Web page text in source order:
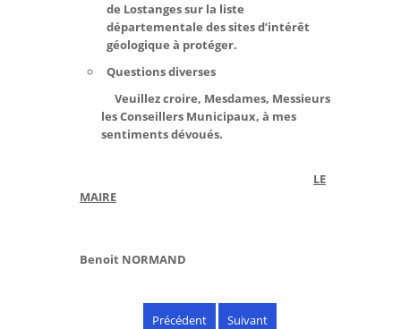
de Lostanges sur la liste
départementale des sites d’intérêt
géologique à protéger.
Questions diverses
Veuillez croire, Mesdames, Messieurs
les Conseillers Municipaux, à mes
sentiments dévoués.
LE
MAIRE
Benoit NORMAND
Précédent Suivant